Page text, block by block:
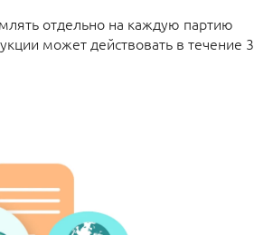
отдельно на каждую партию
может действовать в течение 3